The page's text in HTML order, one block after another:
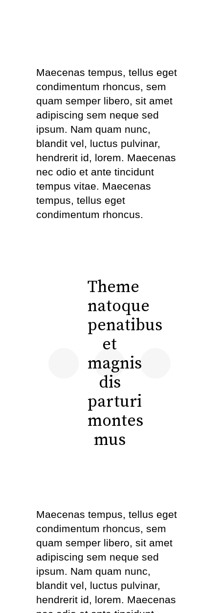
Maecenas tempus, tellus eget
condimentum rhoncus, sem
quam semper libero, sit amet
adipiscing sem neque sed
ipsum. Nam quam nunc,
blandit vel, luctus pulvinar,
hendrerit id, lorem. Maecenas
nec odio et ante tincidunt
tempus vitae. Maecenas
tempus, tellus eget
condimentum rhoncus.
Theme
natoque
penatibus
et
magnis
dis
parturi
montes
mus
Maecenas tempus, tellus eget
condimentum rhoncus, sem
quam semper libero, sit amet
adipiscing sem neque sed
ipsum. Nam quam nunc,
blandit vel, luctus pulvinar,
hendrerit id, lorem. Maecenas